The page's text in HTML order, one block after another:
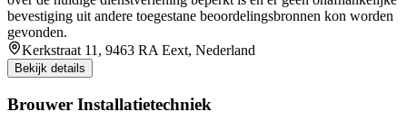
bevestiging uit andere toegestane beoordelingsbronnen kon worden
gevonden.
Kerkstraat 11, 9463 RA Eext, Nederland
Bekijk details
Brouwer Installatietechniek